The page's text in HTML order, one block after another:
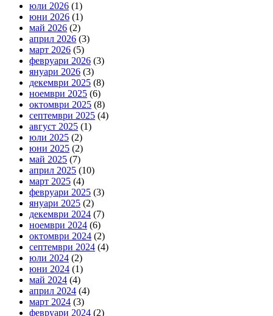
юли 2026 (1)
юни 2026 (1)
май 2026 (2)
април 2026 (3)
март 2026 (5)
февруари 2026 (3)
януари 2026 (3)
декември 2025 (8)
ноември 2025 (6)
октомври 2025 (8)
септември 2025 (4)
август 2025 (1)
юли 2025 (2)
юни 2025 (2)
май 2025 (7)
април 2025 (10)
март 2025 (4)
февруари 2025 (3)
януари 2025 (2)
декември 2024 (7)
ноември 2024 (6)
октомври 2024 (2)
септември 2024 (4)
юли 2024 (2)
юни 2024 (1)
май 2024 (4)
април 2024 (4)
март 2024 (3)
февруари 2024 (2)